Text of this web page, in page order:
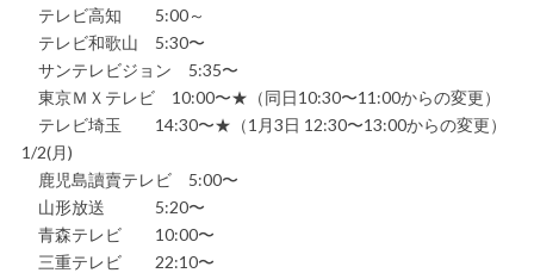
テレビ高知 5:00～
テレビ和歌山 5:30〜
サンテレビジョン 5:35〜
東京ＭＸテレビ 10:00〜★（同日10:30〜11:00からの変更）
テレビ埼玉 14:30〜★（1月3日 12:30〜13:00からの変更）
1/2(月)
鹿児島讀賣テレビ 5:00〜
山形放送 5:20〜
青森テレビ 10:00〜
三重テレビ 22:10〜